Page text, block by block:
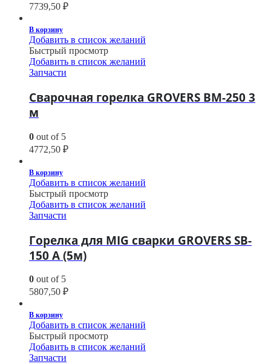
7739,50 ₽
В корзину
Добавить в список желаний
Быстрый просмотр
Добавить в список желаний
Запчасти
Сварочная горелка GROVERS BM-250 3
м
0 out of 5
4772,50 ₽
В корзину
Добавить в список желаний
Быстрый просмотр
Добавить в список желаний
Запчасти
Горелка для MIG сварки GROVERS SB-
150 A (5м)
0 out of 5
5807,50 ₽
В корзину
Добавить в список желаний
Быстрый просмотр
Добавить в список желаний
Запчасти